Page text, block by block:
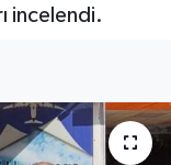
incelendi.